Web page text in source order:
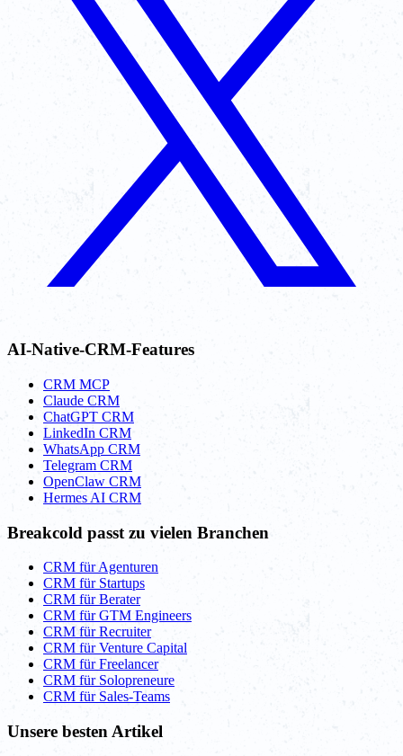
AI-Native-CRM-Features
CRM MCP
Claude CRM
ChatGPT CRM
LinkedIn CRM
WhatsApp CRM
Telegram CRM
OpenClaw CRM
Hermes AI CRM
Breakcold passt zu vielen Branchen
CRM für Agenturen
CRM für Startups
CRM für Berater
CRM für GTM Engineers
CRM für Recruiter
CRM für Venture Capital
CRM für Freelancer
CRM für Solopreneure
CRM für Sales-Teams
Unsere besten Artikel